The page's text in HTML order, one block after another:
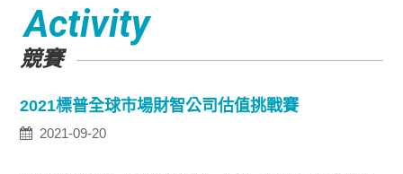
Activity
競賽
2021標普全球市場財智公司估值挑戰賽
2021-09-20